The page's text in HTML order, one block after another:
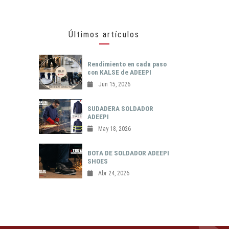
Últimos artículos
Rendimiento en cada paso
con KALSE de ADEEPI
Jun 15, 2026
SUDADERA SOLDADOR
ADEEPI
May 18, 2026
BOTA DE SOLDADOR ADEEPI
SHOES
Abr 24, 2026